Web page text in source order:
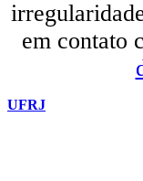
em contato
UFRJ